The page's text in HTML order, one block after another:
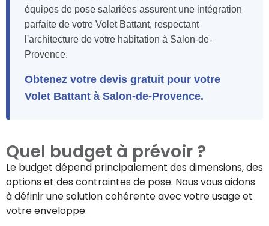
équipes de pose salariées assurent une intégration
parfaite de votre Volet Battant, respectant
l'architecture de votre habitation à Salon-de-
Provence.
Obtenez votre devis gratuit pour votre
Volet Battant à Salon-de-Provence.
Quel budget à prévoir ?
Le budget dépend principalement des dimensions, des
options et des contraintes de pose. Nous vous aidons
à définir une solution cohérente avec votre usage et
votre enveloppe.